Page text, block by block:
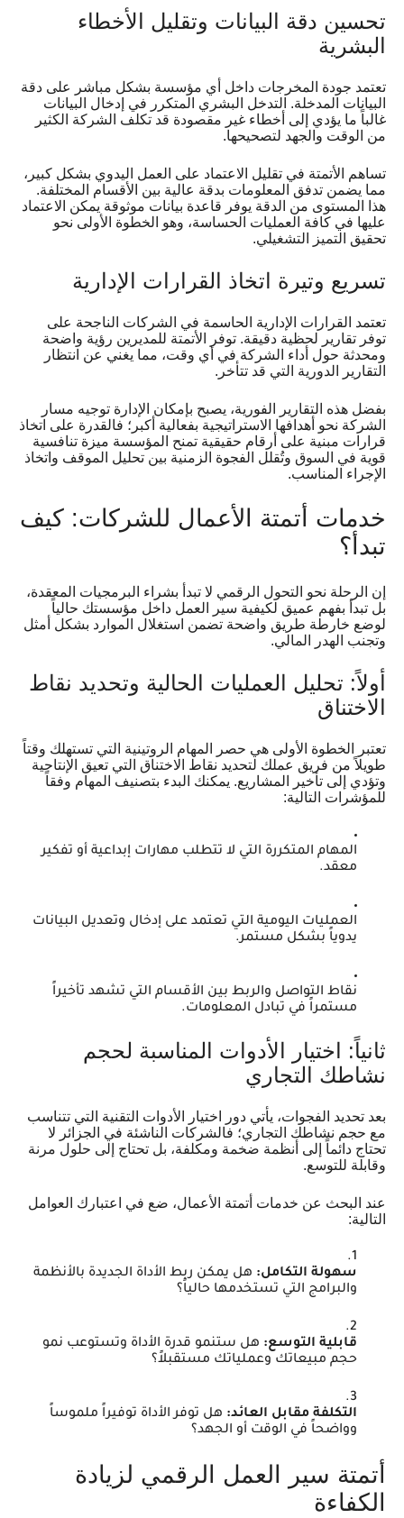
تحسين دقة البيانات وتقليل الأخطاء
البشرية
تعتمد جودة المخرجات داخل أي مؤسسة بشكل مباشر على دقة
البيانات المدخلة. التدخل البشري المتكرر في إدخال البيانات
غالباً ما يؤدي إلى أخطاء غير مقصودة قد تكلف الشركة الكثير
من الوقت والجهد لتصحيحها.
تساهم الأتمتة في تقليل الاعتماد على العمل اليدوي بشكل كبير،
مما يضمن تدفق المعلومات بدقة عالية بين الأقسام المختلفة.
هذا المستوى من الدقة يوفر قاعدة بيانات موثوقة يمكن الاعتماد
عليها في كافة العمليات الحساسة، وهو الخطوة الأولى نحو
تحقيق التميز التشغيلي.
تسريع وتيرة اتخاذ القرارات الإدارية
تعتمد القرارات الإدارية الحاسمة في الشركات الناجحة على
توفر تقارير لحظية دقيقة. توفر الأتمتة للمديرين رؤية واضحة
ومحدثة حول أداء الشركة في أي وقت، مما يغني عن انتظار
التقارير الدورية التي قد تتأخر.
بفضل هذه التقارير الفورية، يصبح بإمكان الإدارة توجيه مسار
الشركة نحو أهدافها الاستراتيجية بفعالية أكبر؛ فالقدرة على اتخاذ
قرارات مبنية على أرقام حقيقية تمنح المؤسسة ميزة تنافسية
قوية في السوق وتُقلل الفجوة الزمنية بين تحليل الموقف واتخاذ
الإجراء المناسب.
خدمات أتمتة الأعمال للشركات: كيف
تبدأ؟
إن الرحلة نحو التحول الرقمي لا تبدأ بشراء البرمجيات المعقدة،
بل تبدأ بفهم عميق لكيفية سير العمل داخل مؤسستك حالياً
لوضع خارطة طريق واضحة تضمن استغلال الموارد بشكل أمثل
وتجنب الهدر المالي.
أولاً: تحليل العمليات الحالية وتحديد نقاط
الاختناق
تعتبر الخطوة الأولى هي حصر المهام الروتينية التي تستهلك وقتاً
طويلاً من فريق عملك لتحديد نقاط الاختناق التي تعيق الإنتاجية
وتؤدي إلى تأخير المشاريع. يمكنك البدء بتصنيف المهام وفقاً
للمؤشرات التالية:
المهام المتكررة التي لا تتطلب مهارات إبداعية أو تفكير
معقد.
العمليات اليومية التي تعتمد على إدخال وتعديل البيانات
يدوياً بشكل مستمر.
نقاط التواصل والربط بين الأقسام التي تشهد تأخيراً
مستمراً في تبادل المعلومات.
ثانياً: اختيار الأدوات المناسبة لحجم
نشاطك التجاري
بعد تحديد الفجوات، يأتي دور اختيار الأدوات التقنية التي تتناسب
مع حجم نشاطك التجاري؛ فالشركات الناشئة في الجزائر لا
تحتاج دائماً إلى أنظمة ضخمة ومكلفة، بل تحتاج إلى حلول مرنة
وقابلة للتوسع.
عند البحث عن خدمات أتمتة الأعمال، ضع في اعتبارك العوامل
التالية:
سهولة التكامل: هل يمكن ربط الأداة الجديدة بالأنظمة
والبرامج التي تستخدمها حالياً؟
قابلية التوسع: هل ستنمو قدرة الأداة وتستوعب نمو
حجم مبيعاتك وعملياتك مستقبلاً؟
التكلفة مقابل العائد: هل توفر الأداة توفيراً ملموساً
وواضحاً في الوقت أو الجهد؟
أتمتة سير العمل الرقمي لزيادة
الكفاءة